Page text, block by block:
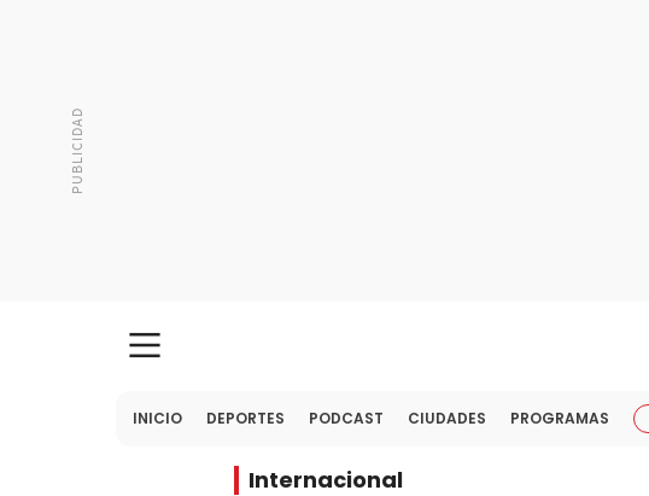
INICIO DEPORTES PODCAST CIUDADES PROGRAMAS
Internacional